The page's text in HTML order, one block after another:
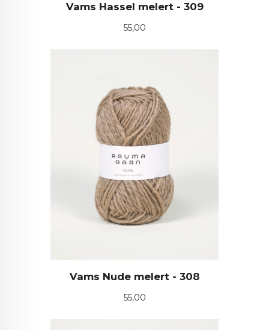
Vams Hassel melert - 309
Pris
55,00
Vams Nude melert - 308
Pris
55,00